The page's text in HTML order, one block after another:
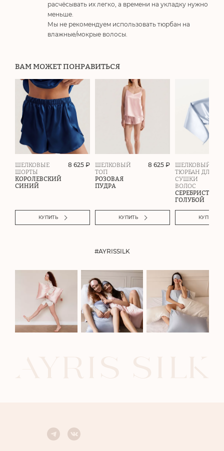
расчёсывать их легко, а времени на укладку нужно
меньше.
Мы не рекомендуем использовать тюрбан на
влажные/мокрые волосы.
ВАМ МОЖЕТ ПОНРАВИТЬСЯ
ШЕЛКОВЫЕ
ШОРТЫ
КОРОЛЕВСКИЙ
СИНИЙ
8 625 ₽
КУПИТЬ
ШЕЛКОВЫЙ
ТОП
РОЗОВАЯ
ПУДРА
8 625 ₽
КУПИТЬ
ШЕЛКОВЫЙ
ТЮРБАН ДЛЯ
СУШКИ
ВОЛОС
СЕРЕБРИСТО-
ГОЛУБОЙ
КУПИТЬ
#AYRISSILK